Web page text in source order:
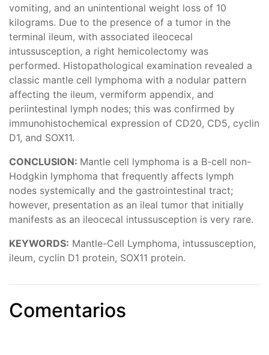
vomiting, and an unintentional weight loss of 10
kilograms. Due to the presence of a tumor in the
terminal ileum, with associated ileocecal
intussusception, a right hemicolectomy was
performed. Histopathological examination revealed a
classic mantle cell lymphoma with a nodular pattern
affecting the ileum, vermiform appendix, and
periintestinal lymph nodes; this was confirmed by
immunohistochemical expression of CD20, CD5, cyclin
D1, and SOX11.
CONCLUSION: Mantle cell lymphoma is a B-cell non-
Hodgkin lymphoma that frequently affects lymph
nodes systemically and the gastrointestinal tract;
however, presentation as an ileal tumor that initially
manifests as an ileocecal intussusception is very rare.
KEYWORDS: Mantle-Cell Lymphoma, intussusception,
ileum, cyclin D1 protein, SOX11 protein.
Comentarios